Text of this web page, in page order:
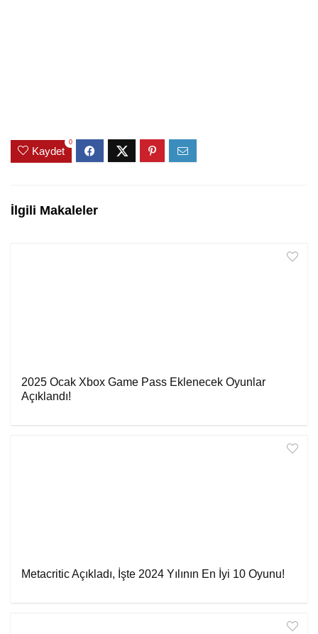
Kaydet
0
İlgili Makaleler
2025 Ocak Xbox Game Pass Eklenecek Oyunlar
Açıklandı!
Metacritic Açıkladı, İşte 2024 Yılının En İyi 10 Oyunu!